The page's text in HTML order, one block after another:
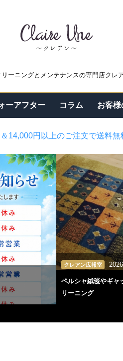
ーニングとメンテナンスの専門店クレ
ーアフター コラム お客
14,000円以上のご注文で送料無
クレアン広報室
ペルシャ絨毯やギャ
リーニング